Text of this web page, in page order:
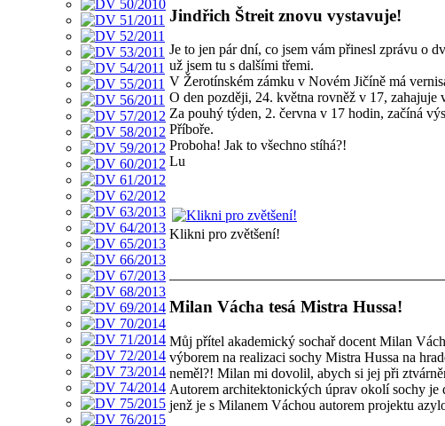
Jindřich Štreit znovu vystavuje!
Je to jen pár dní, co jsem vám přinesl zprávu o
už jsem tu s dalšími třemi.
V Žerotínském zámku v Novém Jičíně má
O den později, 24. května rovněž v 17, zahajuje
Za pouhý týden, 2. června v 17 hodin, začíná
Příboře.
Proboha! Jak to všechno stíhá?!
Lu
Klikni pro zvětšení!
Milan Vácha tesá Mistra Hussa!
Můj přítel akademický sochař docent Milan
výborem na realizaci sochy Mistra Hussa na
neměl?! Milan mi dovolil, abych si jej při
Autorem architektonických úprav okolí sochy
jenž je s Milanem Váchou autorem projektu